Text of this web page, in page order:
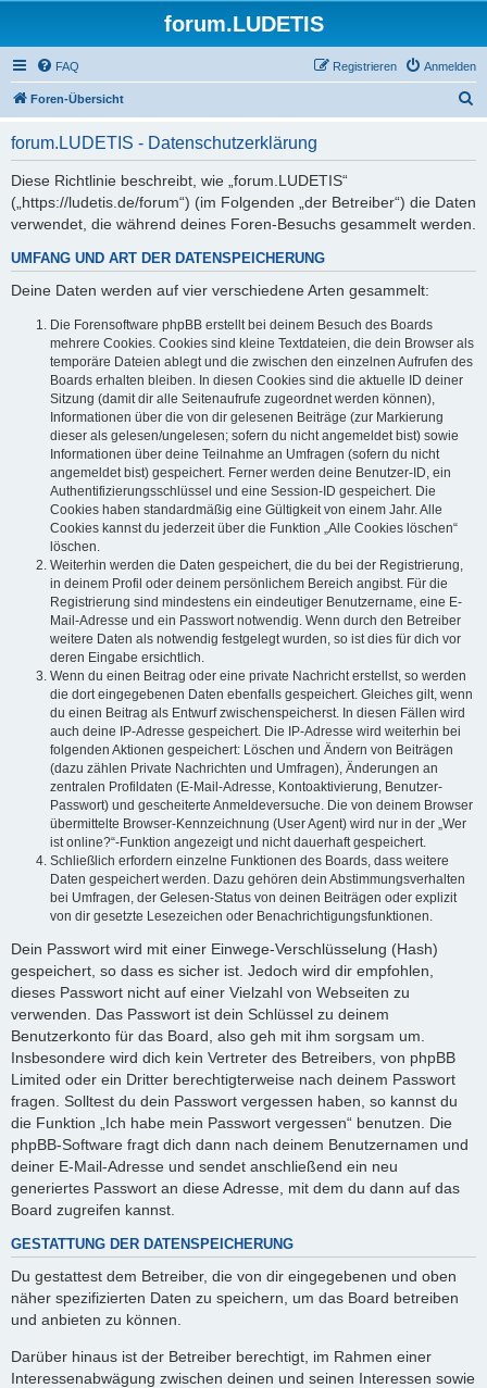
forum.LUDETIS
FAQ Anmelden
Registrieren
Foren-Übersicht
forum.LUDETIS - Datenschutzerklärung
Diese Richtlinie beschreibt, wie „forum.LUDETIS“
(„https://ludetis.de/forum“) (im Folgenden „der Betreiber“) die Daten
verwendet, die während deines Foren-Besuchs gesammelt werden.
UMFANG UND ART DER DATENSPEICHERUNG
Deine Daten werden auf vier verschiedene Arten gesammelt:
Die Forensoftware phpBB erstellt bei deinem Besuch des Boards
mehrere Cookies. Cookies sind kleine Textdateien, die dein Browser als
temporäre Dateien ablegt und die zwischen den einzelnen Aufrufen des
Boards erhalten bleiben. In diesen Cookies sind die aktuelle ID deiner
Sitzung (damit dir alle Seitenaufrufe zugeordnet werden können),
Informationen über die von dir gelesenen Beiträge (zur Markierung
dieser als gelesen/ungelesen; sofern du nicht angemeldet bist) sowie
Informationen über deine Teilnahme an Umfragen (sofern du nicht
angemeldet bist) gespeichert. Ferner werden deine Benutzer-ID, ein
Authentifizierungsschlüssel und eine Session-ID gespeichert. Die
Cookies haben standardmäßig eine Gültigkeit von einem Jahr. Alle
Cookies kannst du jederzeit über die Funktion „Alle Cookies löschen“
löschen.
Weiterhin werden die Daten gespeichert, die du bei der Registrierung,
in deinem Profil oder deinem persönlichem Bereich angibst. Für die
Registrierung sind mindestens ein eindeutiger Benutzername, eine E-
Mail-Adresse und ein Passwort notwendig. Wenn durch den Betreiber
weitere Daten als notwendig festgelegt wurden, so ist dies für dich vor
deren Eingabe ersichtlich.
Wenn du einen Beitrag oder eine private Nachricht erstellst, so werden
die dort eingegebenen Daten ebenfalls gespeichert. Gleiches gilt, wenn
du einen Beitrag als Entwurf zwischenspeicherst. In diesen Fällen wird
auch deine IP-Adresse gespeichert. Die IP-Adresse wird weiterhin bei
folgenden Aktionen gespeichert: Löschen und Ändern von Beiträgen
(dazu zählen Private Nachrichten und Umfragen), Änderungen an
zentralen Profildaten (E-Mail-Adresse, Kontoaktivierung, Benutzer-
Passwort) und gescheiterte Anmeldeversuche. Die von deinem Browser
übermittelte Browser-Kennzeichnung (User Agent) wird nur in der „Wer
ist online?“-Funktion angezeigt und nicht dauerhaft gespeichert.
Schließlich erfordern einzelne Funktionen des Boards, dass weitere
Daten gespeichert werden. Dazu gehören dein Abstimmungsverhalten
bei Umfragen, der Gelesen-Status von deinen Beiträgen oder explizit
von dir gesetzte Lesezeichen oder Benachrichtigungsfunktionen.
Dein Passwort wird mit einer Einwege-Verschlüsselung (Hash)
gespeichert, so dass es sicher ist. Jedoch wird dir empfohlen,
dieses Passwort nicht auf einer Vielzahl von Webseiten zu
verwenden. Das Passwort ist dein Schlüssel zu deinem
Benutzerkonto für das Board, also geh mit ihm sorgsam um.
Insbesondere wird dich kein Vertreter des Betreibers, von phpBB
Limited oder ein Dritter berechtigterweise nach deinem Passwort
fragen. Solltest du dein Passwort vergessen haben, so kannst du
die Funktion „Ich habe mein Passwort vergessen“ benutzen. Die
phpBB-Software fragt dich dann nach deinem Benutzernamen und
deiner E-Mail-Adresse und sendet anschließend ein neu
generiertes Passwort an diese Adresse, mit dem du dann auf das
Board zugreifen kannst.
GESTATTUNG DER DATENSPEICHERUNG
Du gestattest dem Betreiber, die von dir eingegebenen und oben
näher spezifizierten Daten zu speichern, um das Board betreiben
und anbieten zu können.
Darüber hinaus ist der Betreiber berechtigt, im Rahmen einer
Interessenabwägung zwischen deinen und seinen Interessen sowie